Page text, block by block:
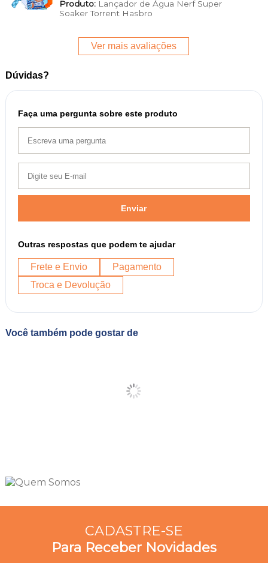
Produto:Lançador de Água Nerf Super
Soaker Torrent Hasbro
Ver mais avaliações
Dúvidas?
Faça uma pergunta sobre este produto
Enviar
Outras respostas que podem te ajudar
Frete e Envio
Pagamento
Troca e Devolução
Você também pode gostar de
CADASTRE-SE
Para Receber Novidades